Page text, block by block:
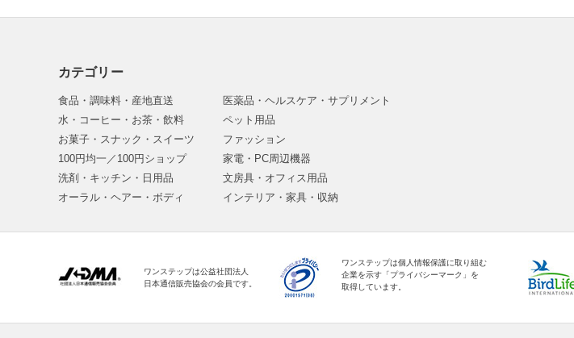
カテゴリー
食品・調味料・産地直送
水・コーヒー・お茶・飲料
お菓子・スナック・スイーツ
100円均一／100円ショップ
洗剤・キッチン・日用品
オーラル・ヘアー・ボディ
医薬品・ヘルスケア・サプリメント
ペット用品
ファッション
家電・PC周辺機器
文房具・オフィス用品
インテリア・家具・収納
ワンステップは公益社団法人
日本通信販売協会の会員です。
ワンステップは個人情報保護に取り組む
企業を示す「プライバシーマーク」を
取得しています。